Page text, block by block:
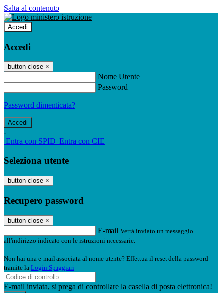
Salta al contenuto
Accedi
Accedi
button close ×
Nome Utente
Password
Password dimenticata?
-
Entra con SPID Entra con CIE
Seleziona utente
button close ×
Recupero password
button close ×
E-mail Verrà inviato un messaggio
all'indirizzo indicato con le istruzioni necessarie.
Non hai una e-mail associata al nome utente? Effettua il reset della password
tramite la Login Spaggiari
E-mail inviata, si prega di controllare la casella di posta elettronica!